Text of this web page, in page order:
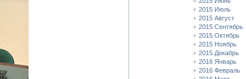
2015 Июль
2015 Август
2015 Сентябрь
2015 Октябрь
2015 Ноябрь
2015 Декабрь
2016 Январь
2016 Февраль